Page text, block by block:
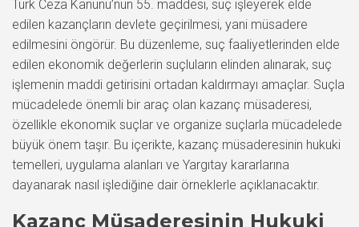
Türk Ceza Kanunu’nun 55. maddesi, suç işleyerek elde
edilen kazançların devlete geçirilmesi, yani müsadere
edilmesini öngörür. Bu düzenleme, suç faaliyetlerinden elde
edilen ekonomik değerlerin suçluların elinden alınarak, suç
işlemenin maddi getirisini ortadan kaldırmayı amaçlar. Suçla
mücadelede önemli bir araç olan kazanç müsaderesi,
özellikle ekonomik suçlar ve organize suçlarla mücadelede
büyük önem taşır. Bu içerikte, kazanç müsaderesinin hukuki
temelleri, uygulama alanları ve Yargıtay kararlarına
dayanarak nasıl işlediğine dair örneklerle açıklanacaktır.
Kazanç Müsaderesinin Hukuki